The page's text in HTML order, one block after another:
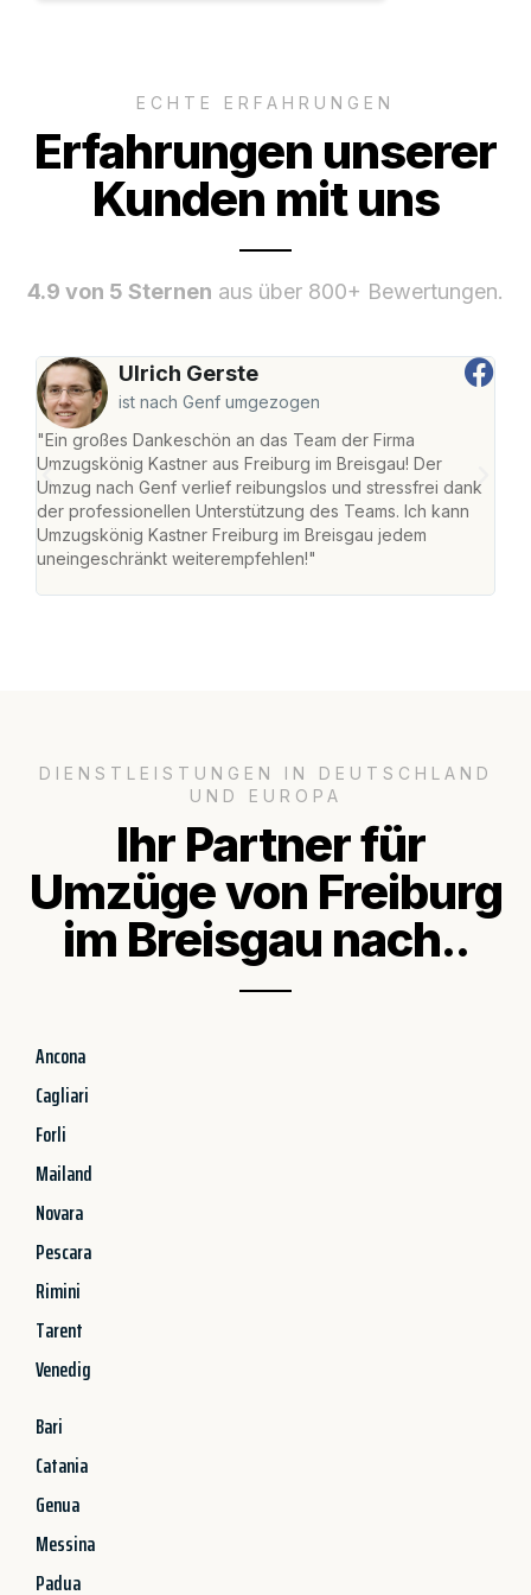
ECHTE ERFAHRUNGEN
Erfahrungen unserer
Kunden mit uns
4.9 von 5 Sternen aus über 800+ Bewertungen.
Ulrich Gerste
ist nach Genf umgezogen
"Ein großes Dankeschön an das Team der Firma
Umzugskönig Kastner aus Freiburg im Breisgau! Der
Umzug nach Genf verlief reibungslos und stressfrei dank
der professionellen Unterstützung des Teams. Ich kann
Umzugskönig Kastner Freiburg im Breisgau jedem
uneingeschränkt weiterempfehlen!"
DIENSTLEISTUNGEN IN DEUTSCHLAND
UND EUROPA
Ihr Partner für
Umzüge von Freiburg
im Breisgau nach..
Ancona
Cagliari
Forli
Mailand
Novara
Pescara
Rimini
Tarent
Venedig
Bari
Catania
Genua
Messina
Padua